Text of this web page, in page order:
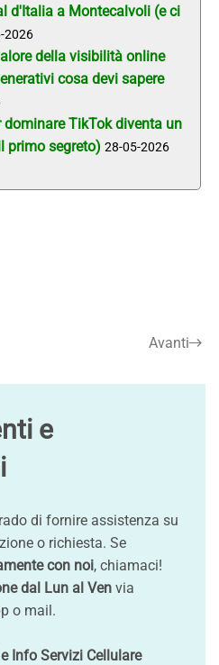
d'Italia a Montecalvoli (e ci
2026
della visibilità online
cosa devi sapere
dominare TikTok diventa un
primo segreto) 28-05-2026
Avanti
e
di fornire assistenza su
o richiesta. Se
con noi, chiamaci!
dal Lun al Ven via
o mail.
Info Servizi Cellulare